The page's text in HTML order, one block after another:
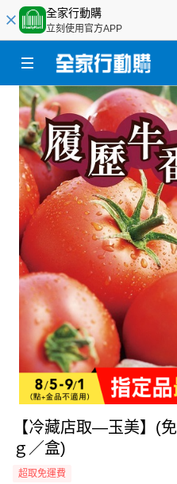
全家行動購
立刻使用官方APP
【冷藏店取—玉美】(
ｇ／盒)
超取免運費